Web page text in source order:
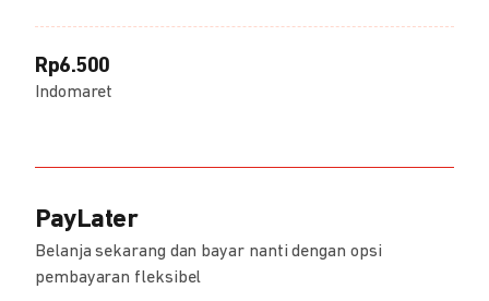
Rp6.500
Indomaret
PayLater
Belanja sekarang dan bayar nanti dengan opsi
pembayaran fleksibel